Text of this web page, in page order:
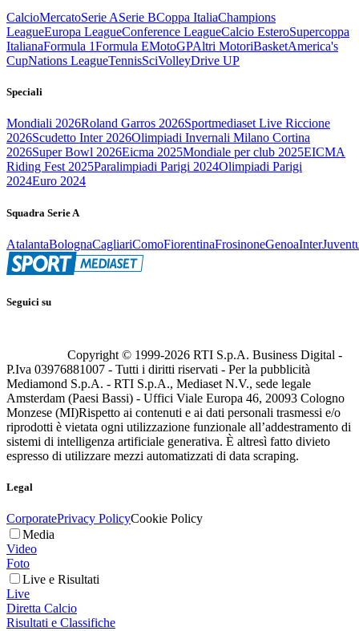
CalcioMercatoSerie ASerie BCoppa ItaliaChampions
LeagueEuropa LeagueConference LeagueCalcio EsteroSupercoppa
ItalianaFormula 1Formula EMotoGPAltri MotoriBasketAmerica's
CupNations LeagueTennisSciVolleyDrive UP
Speciali
Mondiali 2026Roland Garros 2026Sportmediaset Live Riccione
2026Scudetto Inter 2026Olimpiadi Invernali Milano Cortina
2026Super Bowl 2026Eicma 2025Mondiale per club 2025EICMA
Riding Fest 2025Paralimpiadi Parigi 2024Olimpiadi Parigi
2024Euro 2024
Squadra Serie A
AtalantaBolognaCagliariComoFiorentinaFrosinoneGenoaInter
Seguici su
Copyright © 1999-2026 RTI S.p.A. Business Digital -
P.Iva 03976881007 - Tutti i diritti riservati - Per la pubblicità
Mediamond S.p.A. - RTI S.p.A., Mediaset N.V., sede legale
Amsterdam (Paesi Bassi) - Uffici Viale Europa 46, 20093 Cologno
Monzese (MI)Rispetto ai contenuti e ai dati personali trasmessi e/o
riprodotti è vietata ogni utilizzazione funzionale all’addestramento di
sistemi di intelligenza artificiale generativa. È altresì fatto divieto
espresso di utilizzare mezzi automatizzati di data scraping.
Legal
CorporatePrivacy PolicyCookie Policy
Media
Video
Foto
Live e Risultati
Live
Diretta Calcio
Risultati e Classifiche